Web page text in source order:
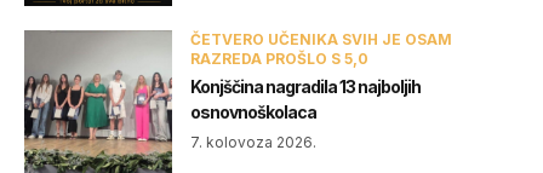
ČETVERO UČENIKA SVIH JE OSAM
RAZREDA PROŠLO S 5,0
Konjščina nagradila 13 najboljih
osnovnoškolaca
7. kolovoza 2026.